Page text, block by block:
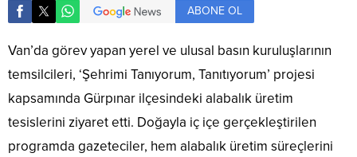
ABONE OL
Van’da görev yapan yerel ve ulusal basın kuruluşlarının
temsilcileri, ‘Şehrimi Tanıyorum, Tanıtıyorum’ projesi
kapsamında Gürpınar ilçesindeki alabalık üretim
tesislerini ziyaret etti. Doğayla iç içe gerçekleştirilen
programda gazeteciler, hem alabalık üretim süreçlerini